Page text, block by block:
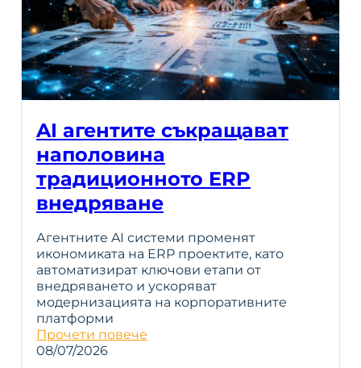
AI агентите съкращават
наполовина
традиционното ERP
внедряване
Агентните AI системи променят
икономиката на ERP проектите, като
автоматизират ключови етапи от
внедряването и ускоряват
модернизацията на корпоративните
платформи
Прочети повече
08/07/2026